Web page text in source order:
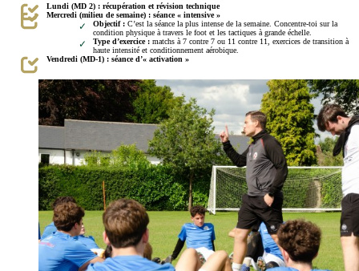
Lundi (MD 2) : récupération et révision technique
Mercredi (milieu de semaine) : séance « intensive »
Objectif : C’est la séance la plus intense de la semaine. Concentre-toi sur la
condition physique à travers le foot et les tactiques à grande échelle.
Type d’exercice : matchs à 7 contre 7 ou 11 contre 11, exercices de transition à
haute intensité et conditionnement aérobique.
Vendredi (MD-1) : séance d’« activation »